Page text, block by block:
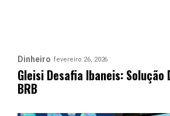
Dinheiro fevereiro 26, 2026
Gleisi Desafia Ibaneis: Solução
BRB